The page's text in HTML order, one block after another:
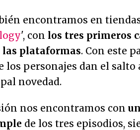
encontramos en
', con los tres primeros
las plataformas. Con este
los personajes dan el
novedad.
nos encontramos con
de los tres episodios,